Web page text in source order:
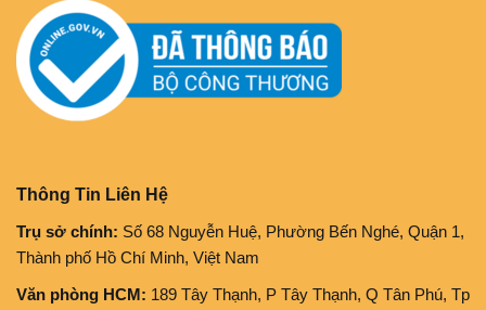
Thông Tin Liên Hệ
Trụ sở chính: Số 68 Nguyễn Huệ, Phường Bến Nghé, Quận 1,
Thành phố Hồ Chí Minh, Việt Nam
Văn phòng HCM: 189 Tây Thạnh, P Tây Thạnh, Q Tân Phú, Tp